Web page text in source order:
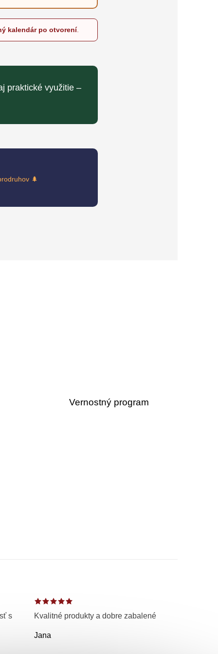
kalendár po otvorení.
praktické využitie –
🌲
Vernostný program
s Kvalitné produkty a dobre zabalené
Jana